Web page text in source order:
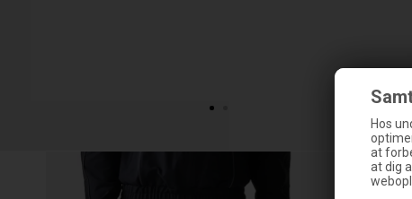
Hos
at
at dig
SPAR 30%